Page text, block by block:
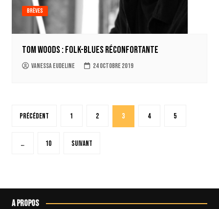
Brèves
Tom Woods : folk-blues réconfortante
Vanessa Eudeline 24 octobre 2019
Pagination
publications
Précédent 1 2 3 4 5
… 10 Suivant
A propos